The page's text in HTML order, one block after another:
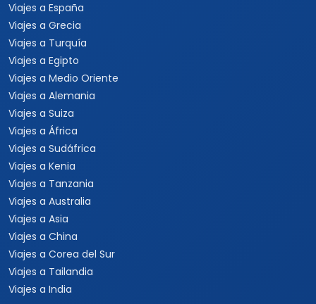
Viajes a España
Viajes a Grecia
Viajes a Turquía
Viajes a Egipto
Viajes a Medio Oriente
Viajes a Alemania
Viajes a Suiza
Viajes a África
Viajes a Sudáfrica
Viajes a Kenia
Viajes a Tanzania
Viajes a Australia
Viajes a Asia
Viajes a China
Viajes a Corea del Sur
Viajes a Tailandia
Viajes a India